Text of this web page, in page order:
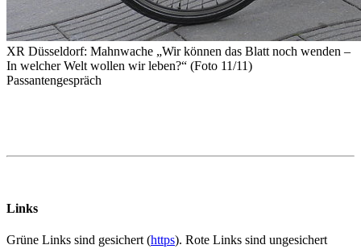
XR Düsseldorf: Mahnwache „Wir können das Blatt noch wenden –
In welcher Welt wollen wir leben?“ (Foto 11/11)
Passantengespräch
Links
Grüne Links sind gesichert (https). Rote Links sind ungesichert